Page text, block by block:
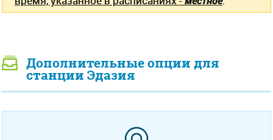
Дополнительные опции для
станции Эдазия